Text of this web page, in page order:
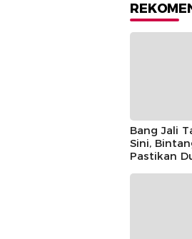
Bang Jali
Sini,
Pastikan